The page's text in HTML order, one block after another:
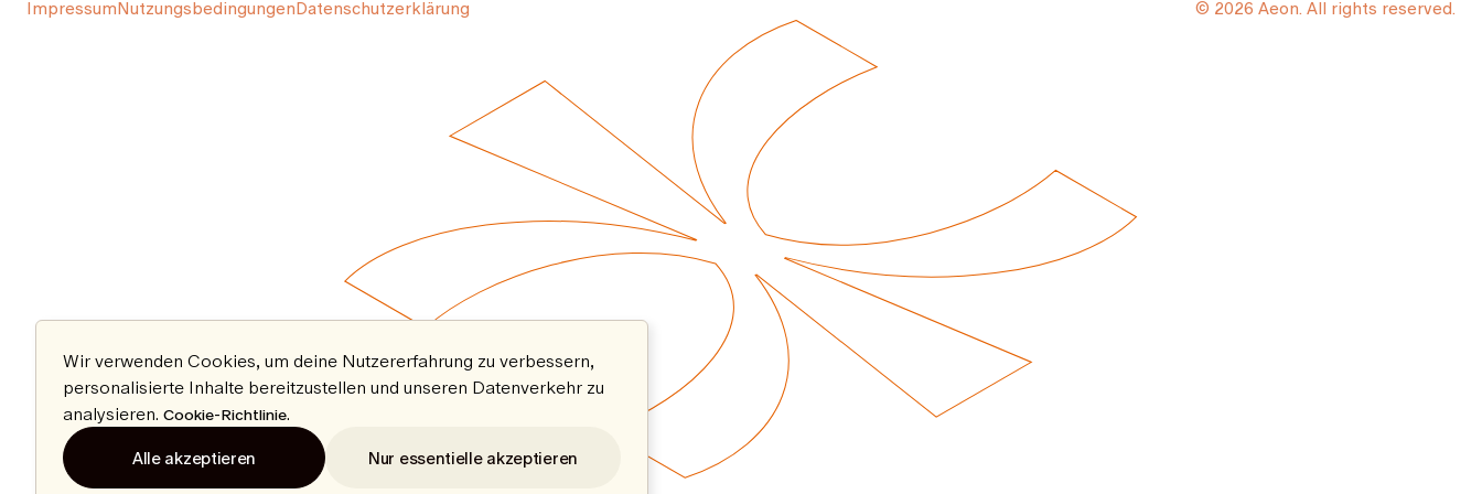
ImpressumNutzungsbedingungenDatenschutzerklärung © 2026 Aeon. All rights reserved.
Wir verwenden Cookies, um deine Nutzererfahrung zu verbessern,
personalisierte Inhalte bereitzustellen und unseren Datenverkehr zu
analysieren. Cookie-Richtlinie.
Alle akzeptieren Nur essentielle akzeptieren